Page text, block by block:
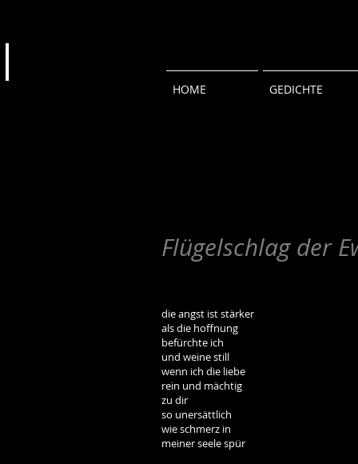
HOME GEDICHTE
Flügelschlag der
die angst ist stärker
als die hoffnung
befürchte ich
und weine still
wenn ich die liebe
rein und mächtig
zu dir
so unersättlich
wie schmerz in
meiner seele spür